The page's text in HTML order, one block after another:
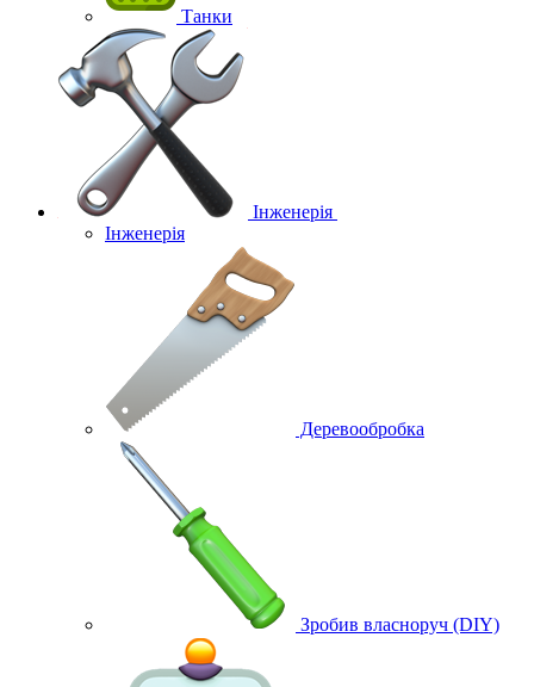
Танки
Інженерія
Інженерія
Деревообробка
Зробив власноруч (DIY)